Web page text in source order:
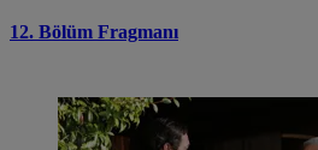
12. Bölüm Fragmanı